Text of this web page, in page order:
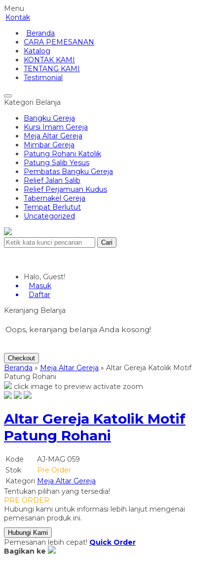
Menu
Kontak
Beranda
CARA PEMESANAN
Katalog
KONTAK KAMI
TENTANG KAMI
Testimonial
Kategori Belanja
Bangku Gereja
Kursi Imam Gereja
Meja Altar Gereja
Mimbar Gereja
Patung Rohani Katolik
Patung Salib Yesus
Pembatas Bangku Gereja
Relief Jalan Salib
Relief Perjamuan Kudus
Tabernakel Gereja
Tempat Berlutut
Uncategorized
Cari
Halo, Guest!
Masuk
Daftar
Keranjang Belanja
Oops, keranjang belanja Anda kosong!
Checkout
Beranda » Meja Altar Gereja » Altar Gereja Katolik Motif
Patung Rohani
click image to preview activate zoom
Altar Gereja Katolik Motif
Patung Rohani
Kode
AJ-MAG 059
Stok
Pre Order
Kategori Meja Altar Gereja
Tentukan pilihan yang tersedia!
PRE ORDER
Hubungi kami untuk informasi lebih lanjut mengenai
pemesanan produk ini.
Hubungi Kami
Pemesanan lebih cepat! Quick Order
Bagikan ke